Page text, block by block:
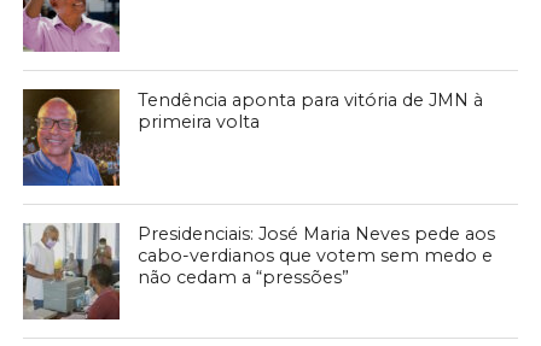
Tendência aponta para vitória de JMN à
primeira volta
Presidenciais: José Maria Neves pede aos
cabo-verdianos que votem sem medo e
não cedam a “pressões”